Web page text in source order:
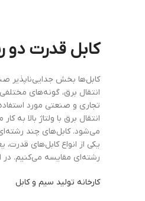
کابل قدرت دو
کابل‌ها بخش جدایی‌ناپذیر
انتقال برق، گونه‌های
تجاری و صنعتی مورد
انتقال برق با ولتاژ بالا
می‌شود. کابل‌های چند
یکی از انواع کابل‌های
رشته‌ای مقایسه می‌کنیم. در
کارخانه تولید سیم و کابل